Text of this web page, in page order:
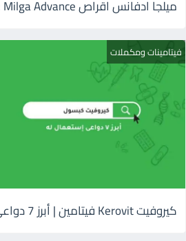
ميلجا ادفانس اقراص Milga Advance : للاعصاب والإكتئاب
فيتامينات ومكملات
كيروفيت Kerovit فيتامين | أبرز 7 دواعى إستعمال له